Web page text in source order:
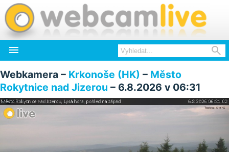
 
Webkamera – Krkonoše (HK) – Město
Rokytnice nad Jizerou – 6.8.2026 v 06:31